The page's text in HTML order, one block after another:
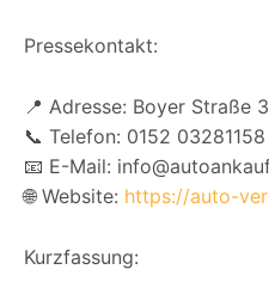
Pressekontakt:
📍 Adresse: Boyer Straße
📞 Telefon: 0152 03281158
📧 E-Mail:
🌐 Website: https://auto-
Kurzfassung: